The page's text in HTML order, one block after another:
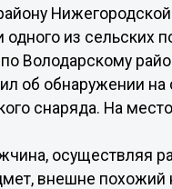
Нижегородской
одного из сельских
Володарскому
об обнаружении на
снаряда. На
осуществляя
внешне похожий